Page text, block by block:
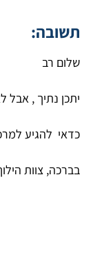
תשובה:
שלום רב
יתכן נתיך , אבל
כדאי להגיע
בברכה, צוות הילוך